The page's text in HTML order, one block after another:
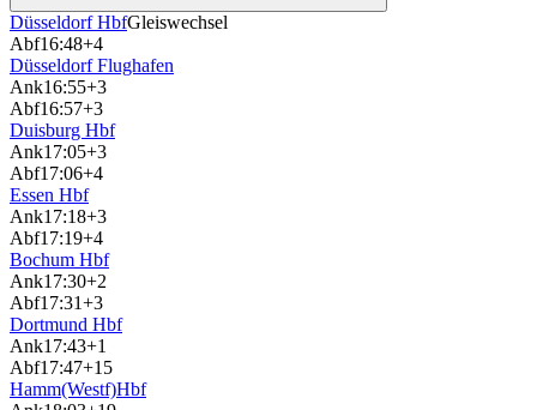
Düsseldorf HbfGleiswechsel
Abf16:48+4
Düsseldorf Flughafen
Ank16:55+3
Abf16:57+3
Duisburg Hbf
Ank17:05+3
Abf17:06+4
Essen Hbf
Ank17:18+3
Abf17:19+4
Bochum Hbf
Ank17:30+2
Abf17:31+3
Dortmund Hbf
Ank17:43+1
Abf17:47+15
Hamm(Westf)Hbf